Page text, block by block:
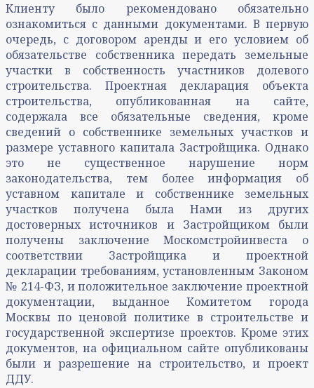
Клиенту было рекомендовано обязательно
ознакомиться с данными документами. В первую
очередь, с договором аренды и его условием об
обязательстве собственника передать земельные
участки в собственность участников долевого
строительства. Проектная декларация объекта
строительства, опубликованная на сайте,
содержала все обязательные сведения, кроме
сведений о собственнике земельных участков и
размере уставного капитала Застройщика. Однако
это не существенное нарушение норм
законодательства, тем более информация об
уставном капитале и собственнике земельных
участков получена была Нами из других
достоверных источников и Застройщиком были
получены заключение Москомстройинвеста о
соответствии Застройщика и проектной
декларации требованиям, установленным Законом
№ 214-ФЗ, и положительное заключение проектной
документации, выданное Комитетом города
Москвы по ценовой политике в строительстве и
государственной экспертизе проектов. Кроме этих
документов, на официальном сайте опубликованы
были и разрешение на строительство, и проект
ДДУ.